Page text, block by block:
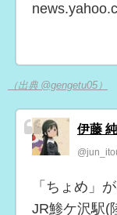
（出典 @gengetu05）
伊藤 純
「ちょめ」
JR鯵ケ沢駅(